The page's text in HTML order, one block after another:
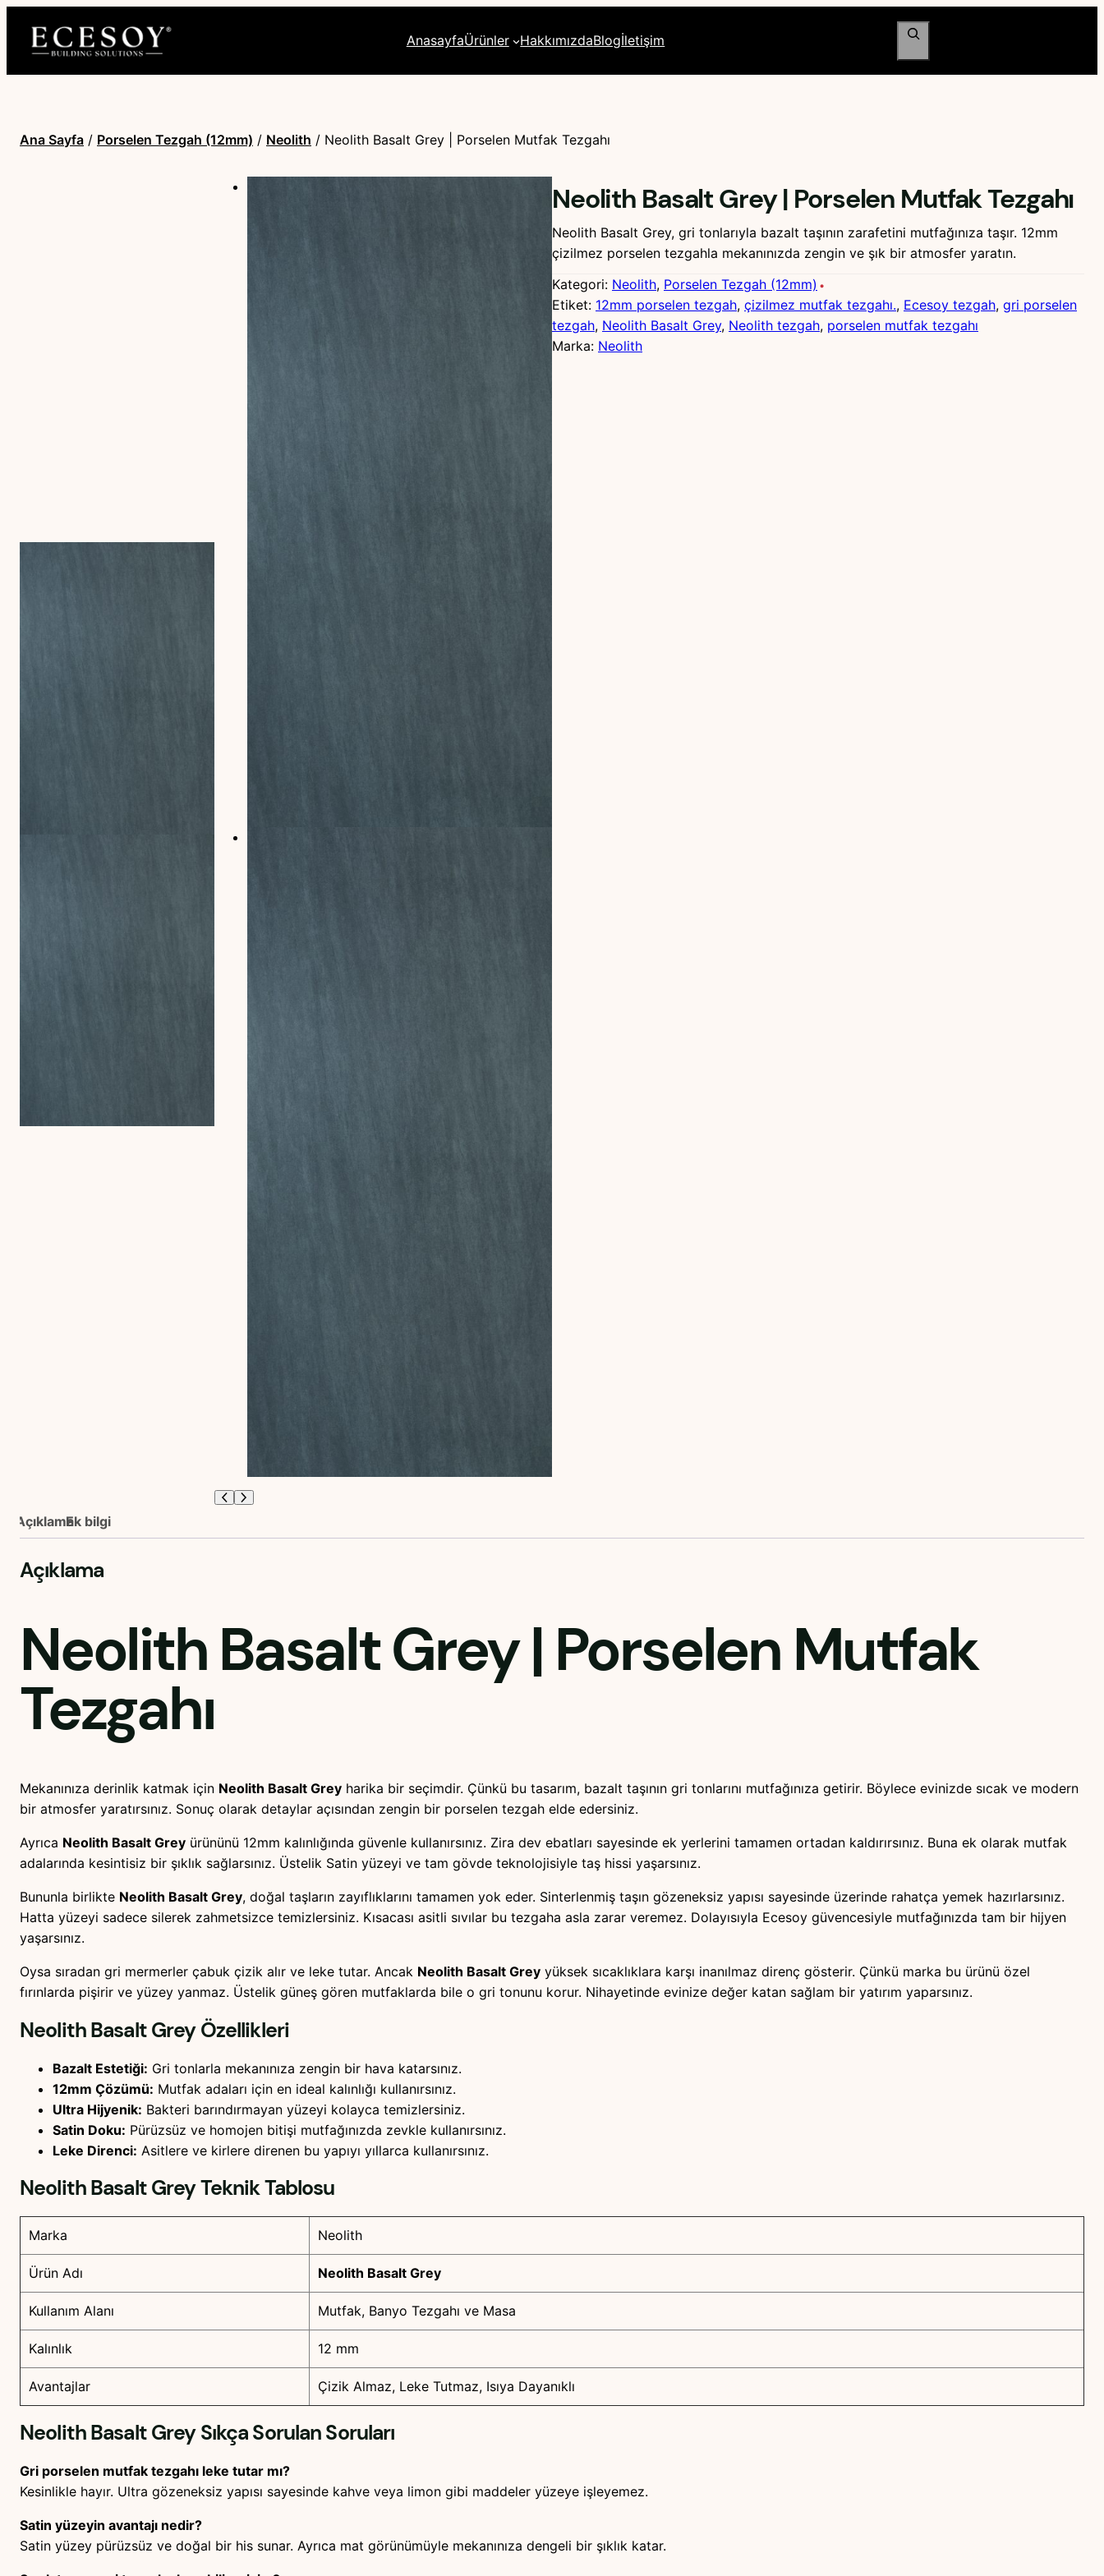
AnasayfaÜrünler HakkımızdaBlogİletişim
Ara
Ana Sayfa / Porselen Tezgah (12mm) / Neolith / Neolith Basalt Grey | Porselen Mutfak Tezgahı
Neolith Basalt Grey | Porselen Mutfak Tezgahı
Neolith Basalt Grey, gri tonlarıyla bazalt taşının zarafetini mutfağınıza taşır. 12mm
çizilmez porselen tezgahla mekanınızda zengin ve şık bir atmosfer yaratın.
Kategori: Neolith, Porselen Tezgah (12mm)
Etiket: 12mm porselen tezgah, çizilmez mutfak tezgahı., Ecesoy tezgah, gri porselen
tezgah, Neolith Basalt Grey, Neolith tezgah, porselen mutfak tezgahı
Marka: Neolith
AçıklamaEk bilgi
Açıklama
Neolith Basalt Grey| Porselen Mutfak
Tezgahı
Mekanınıza derinlik katmak için Neolith Basalt Grey harika bir seçimdir. Çünkü bu tasarım, bazalt taşının gri tonlarını mutfağınıza getirir. Böylece evinizde sıcak ve modern
bir atmosfer yaratırsınız. Sonuç olarak detaylar açısından zengin bir porselen tezgah elde edersiniz.
Ayrıca Neolith Basalt Grey ürününü 12mm kalınlığında güvenle kullanırsınız. Zira dev ebatları sayesinde ek yerlerini tamamen ortadan kaldırırsınız. Buna ek olarak mutfak
adalarında kesintisiz bir şıklık sağlarsınız. Üstelik Satin yüzeyi ve tam gövde teknolojisiyle taş hissi yaşarsınız.
Bununla birlikte Neolith Basalt Grey, doğal taşların zayıflıklarını tamamen yok eder. Sinterlenmiş taşın gözeneksiz yapısı sayesinde üzerinde rahatça yemek hazırlarsınız.
Hatta yüzeyi sadece silerek zahmetsizce temizlersiniz. Kısacası asitli sıvılar bu tezgaha asla zarar veremez. Dolayısıyla Ecesoy güvencesiyle mutfağınızda tam bir hijyen
yaşarsınız.
Oysa sıradan gri mermerler çabuk çizik alır ve leke tutar. Ancak Neolith Basalt Grey yüksek sıcaklıklara karşı inanılmaz direnç gösterir. Çünkü marka bu ürünü özel
fırınlarda pişirir ve yüzey yanmaz. Üstelik güneş gören mutfaklarda bile o gri tonunu korur. Nihayetinde evinize değer katan sağlam bir yatırım yaparsınız.
Neolith Basalt GreyÖzellikleri
Bazalt Estetiği: Gri tonlarla mekanınıza zengin bir hava katarsınız.
12mm Çözümü: Mutfak adaları için en ideal kalınlığı kullanırsınız.
Ultra Hijyenik: Bakteri barındırmayan yüzeyi kolayca temizlersiniz.
Satin Doku: Pürüzsüz ve homojen bitişi mutfağınızda zevkle kullanırsınız.
Leke Direnci: Asitlere ve kirlere direnen bu yapıyı yıllarca kullanırsınız.
Neolith Basalt GreyTeknik Tablosu
Marka Neolith
Ürün Adı Neolith Basalt Grey
Kullanım Alanı Mutfak, Banyo Tezgahı ve Masa
Kalınlık 12 mm
Avantajlar Çizik Almaz, Leke Tutmaz, Isıya Dayanıklı
Neolith Basalt GreySıkça Sorulan Soruları
Gri porselen mutfak tezgahı leke tutar mı?
Kesinlikle hayır. Ultra gözeneksiz yapısı sayesinde kahve veya limon gibi maddeler yüzeye işleyemez.
Satin yüzeyin avantajı nedir?
Satin yüzey pürüzsüz ve doğal bir his sunar. Ayrıca mat görünümüyle mekanınıza dengeli bir şıklık katar.